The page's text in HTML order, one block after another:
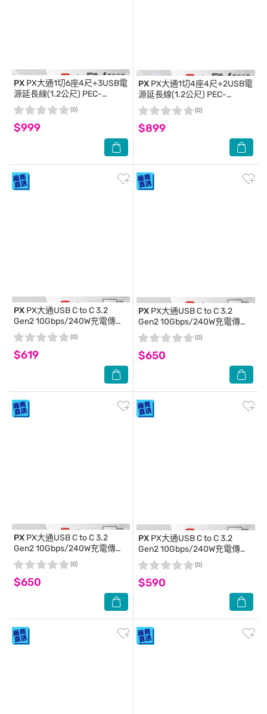
PX PX大通1切6座4尺+3USB電
源延長線(1.2公尺) PEC-
316P4W
$999
(0)
PX PX大通1切4座4尺+2USB電
源延長線(1.2公尺) PEC-
314U4W
$899
(0)
PX PX大通USB C to C 3.2
Gen2 10Gbps/240W充電傳輸
線(2米) ACC3X-2W
$619
(0)
PX PX大通USB C to C 3.2
Gen2 10Gbps/240W充電傳輸
線(2米) ACC3X-2G
$650
(0)
PX PX大通USB C to C 3.2
Gen2 10Gbps/240W充電傳輸
線(2米) ACC3X-2B
$650
(0)
PX PX大通USB C to C 3.2
Gen2 10Gbps/240W充電傳輸
線(1米) ACC3X-1G
$590
(0)